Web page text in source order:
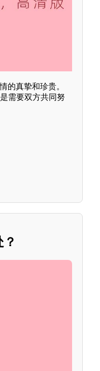
的真挚和珍贵。
需要双方共同努